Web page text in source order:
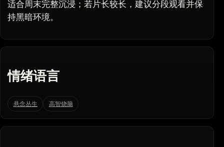
适合周末完整沉浸；若片长较长，建议分段观看并保
持黑暗环境。
情绪语言
悬念丛生 高智烧脑